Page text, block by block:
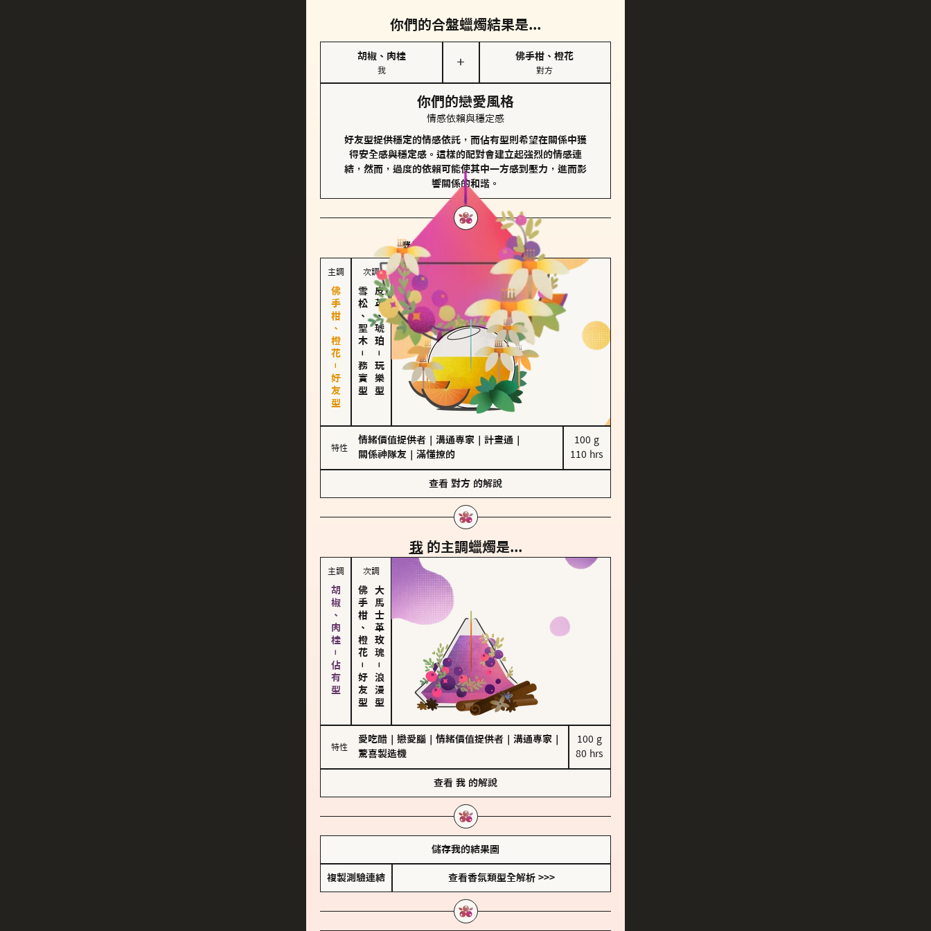
你們的合盤蠟燭結果是...
胡椒、肉桂
我
＋
佛手柑、橙花
對方
你們的戀愛風格
情感依賴與穩定感
好友型提供穩定的情感依託，而佔有型則希望在關係中獲
得安全感與穩定感。這樣的配對會建立起強烈的情感連
結，然而，過度的依賴可能使其中一方感到壓力，進而影
響關係的和諧。
對方 的主調蠟燭是...
主調
佛手柑、橙花－好友型
次調
雪松、聖木
－
務實型
皮革、琥珀
－
玩樂型
特性
情緒價值提供者 溝通專家 計畫通
關係神隊友
滿懂撩的
100 g
110 hrs
查看 對方 的解說
我 的主調蠟燭是...
主調
胡椒、肉桂－佔有型
次調
佛手柑、橙花
－
好友型
大馬士革玫瑰
－
浪漫型
特性
愛吃醋 戀愛腦 情緒價值提供者 溝通專家
驚喜製造機
100 g
80 hrs
查看 我 的解說
儲存我的結果圖
複製測驗連結 查看香氛類型全解析 >>>